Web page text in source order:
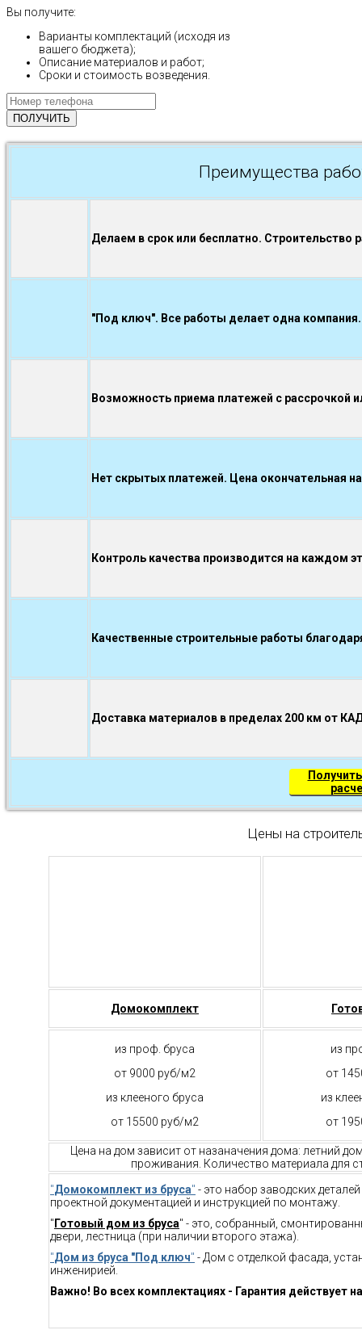
Вы получите:
Варианты комплектаций (исходя из
вашего бюджета);
Описание материалов и работ;
Сроки и стоимость возведения.
Преимущества
Делаем в срок или бесплатно. Строительство
"Под ключ". Все работы делает одна компания.
Возможность приема платежей с рассрочкой
Нет скрытых платежей. Цена окончательная
Контроль качества производится на каждом
Качественные строительные работы
Доставка материалов в пределах 200 км от
Цены на
Домокомплект
из проф. бруса
от 9000 руб/м2
из клееного бруса
от 15500 руб/м2
из
от
из
от
Цена на дом зависит от назаначения дома: летний
проживания. Количество материала для
"Домокомплект из бруса" - это набор заводских
проектной документацией и инструкцией по монтажу.
" Готовый дом из бруса" - это, собранный,
двери, лестница (при наличии второго этажа).
"Дом из бруса "Под ключ" - Дом с отделкой фасада,
инженирией.
Важно! Во всех комплектациях - Гарантия действует